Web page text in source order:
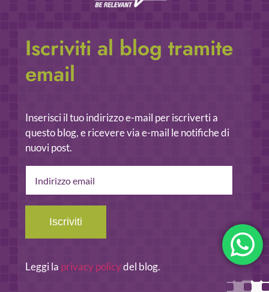
Iscriviti al blog tramite
email
Inserisci il tuo indirizzo e-mail per iscriverti a
questo blog, e ricevere via e-mail le notifiche di
nuovi post.
email
Iscriviti
Leggi la privacy policydel blog.